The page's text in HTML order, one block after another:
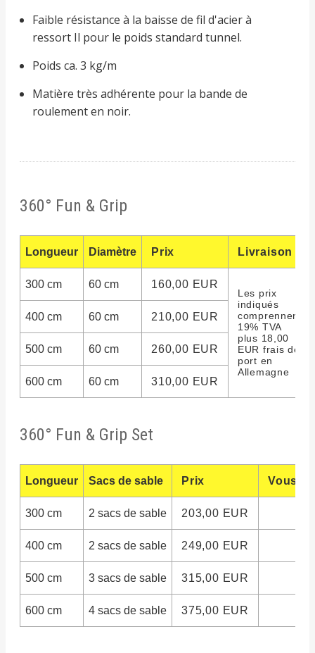
Faible résistance à la baisse de fil d'acier à
ressort Il pour le poids standard tunnel.
Poids ca. 3 kg/m
Matière très adhérente pour la bande de
roulement en noir.
360° Fun & Grip
Longueur Diamètre Prix Livraison
300 cm 60 cm 160,00 EUR
Les prix
indiqués
comprennent
19% TVA
plus 18,00
EUR frais de
port en
Allemagne
400 cm 60 cm 210,00 EUR
500 cm 60 cm 260,00 EUR
600 cm 60 cm 310,00 EUR
360° Fun & Grip Set
Longueur Sacs de sable Prix Vous
300 cm 2 sacs de sable 203,00 EUR
400 cm 2 sacs de sable 249,00 EUR
500 cm 3 sacs de sable 315,00 EUR
600 cm 4 sacs de sable 375,00 EUR